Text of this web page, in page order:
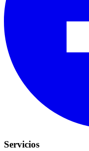
Servicios